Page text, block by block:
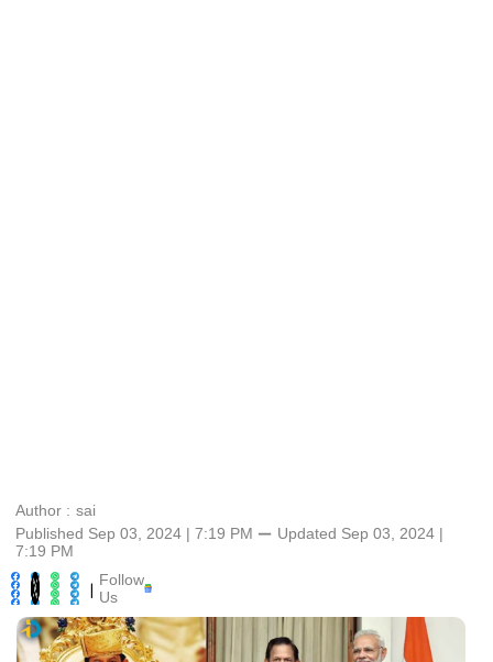
Author : sai
Published Sep 03, 2024 | 7:19 PM ⚊ Updated Sep 03, 2024 |
7:19 PM
| Follow
Us